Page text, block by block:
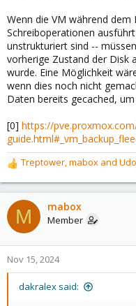
Wenn die VM während dem
Schreiboperationen
unstrukturiert sind --
vorherige Zustand der Disk
wurde. Eine Möglichkeit
wenn dies noch nicht
Daten bereits gecached,
[0] https://
R
e
a
c
t
o
n
Treptower,mabox and
M mabox
Member
Nov 15, 2024
dakralex said: